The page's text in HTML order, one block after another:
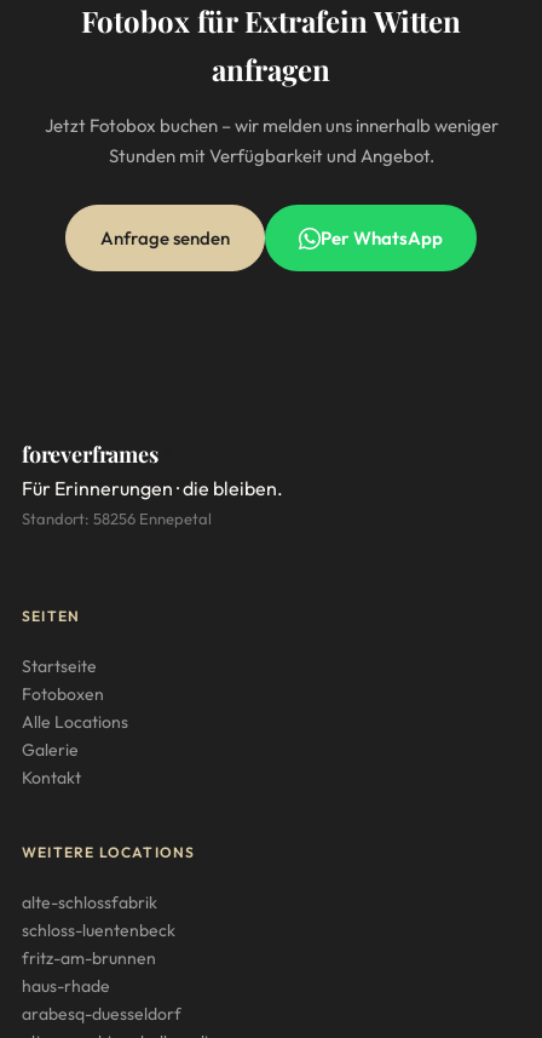
Fotobox für Extrafein Witten
anfragen
Jetzt Fotobox buchen – wir melden uns innerhalb weniger
Stunden mit Verfügbarkeit und Angebot.
Anfrage senden Per WhatsApp
foreverframes
Für Erinnerungen · die bleiben.
Standort: 58256 Ennepetal
SEITEN
Startseite
Fotoboxen
Alle Locations
Galerie
Kontakt
WEITERE LOCATIONS
alte-schlossfabrik
schloss-luentenbeck
fritz-am-brunnen
haus-rhade
arabesq-duesseldorf